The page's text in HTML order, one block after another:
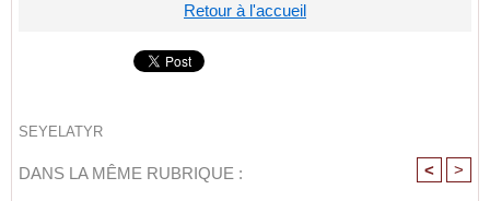
Retour à l'accueil
SEYELATYR
DANS LA MÊME RUBRIQUE : < >